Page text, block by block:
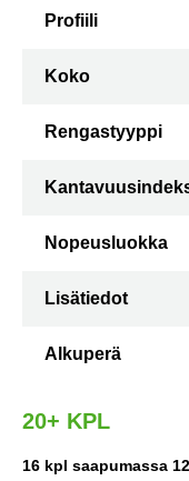
Profiili
Koko
Rengastyyppi
Nopeusluokka
Lisätiedot
Alkuperä
20+ KPL
16 kpl saapumassa